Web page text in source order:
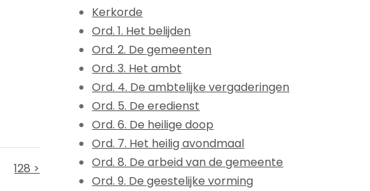
128 >
Kerkorde
Ord. 1. Het belijden
Ord. 2. De gemeenten
Ord. 3. Het ambt
Ord. 4. De ambtelijke vergaderingen
Ord. 5. De eredienst
Ord. 6. De heilige doop
Ord. 7. Het heilig avondmaal
Ord. 8. De arbeid van de gemeente
Ord. 9. De geestelijke vorming